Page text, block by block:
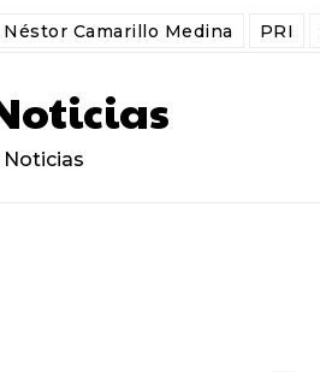
Néstor Camarillo Medina PRI
Noticias